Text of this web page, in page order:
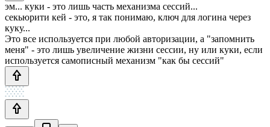
эм... куки - это лишь часть механизма сессий...
секьюрити кей - это, я так понимаю, ключ для логина через
куку...
Это все используется при любой авторизации, а "запомнить
меня" - это лишь увеличение жизни сессии, ну или куки, если
используется самописный механизм "как бы сессий"